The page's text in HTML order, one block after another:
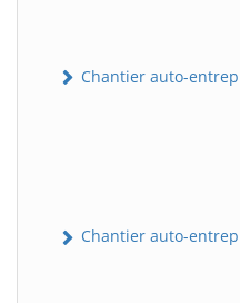
Chantier auto-
Chantier auto-